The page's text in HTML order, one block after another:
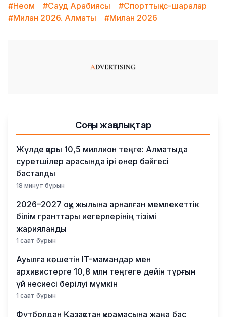
#Неом
#Сауд Арабиясы
#Спорттық іс-шаралар
#Милан 2026. Алматы
#Милан 2026
Соңғы жаңалықтар
Жүлде қоры 10,5 миллион теңге: Алматыда
суретшілер арасында ірі өнер бәйгесі
басталды
18 минут бұрын
2026–2027 оқу жылына арналған мемлекеттік
білім гранттары иегерлерінің тізімі
жарияланды
1 сағат бұрын
Ауылға көшетін IT-мамандар мен
архивистерге 10,8 млн теңгеге дейін тұрғын
үй несиесі берілуі мүмкін
1 сағат бұрын
Футболдан Қазақстан құрамасына жаңа бас